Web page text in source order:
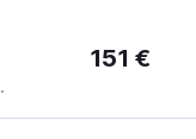
151 €